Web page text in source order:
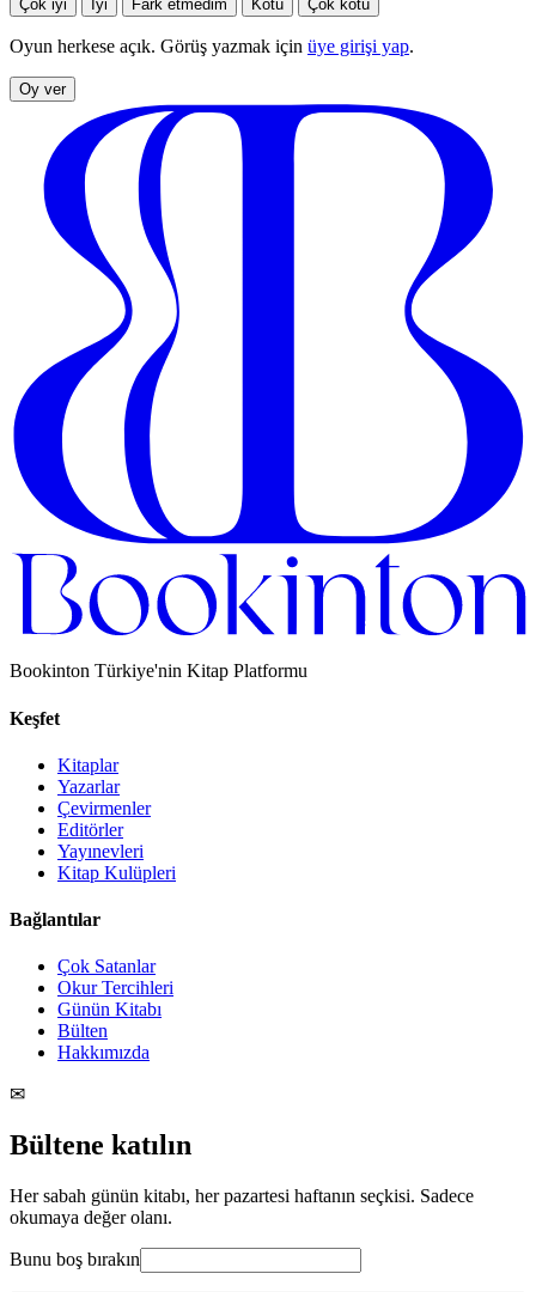
Çok iyi İyi Fark etmedim Kötü Çok kötü
Oyun herkese açık. Görüş yazmak için üye girişi yap.
Oy ver
Bookinton Türkiye'nin Kitap Platformu
Keşfet
Kitaplar
Yazarlar
Çevirmenler
Editörler
Yayınevleri
Kitap Kulüpleri
Bağlantılar
Çok Satanlar
Okur Tercihleri
Günün Kitabı
Bülten
Hakkımızda
✉
Bültene katılın
Her sabah günün kitabı, her pazartesi haftanın seçkisi. Sadece
okumaya değer olanı.
Bunu boş bırakın